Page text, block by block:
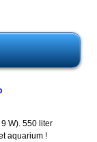
W). 550 liter
aquarium !